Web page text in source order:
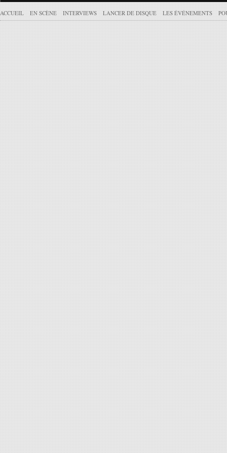
ACCUEIL EN SCÈNE INTERVIEWS LANCER DE DISQUE LES ÉVÉNEMENTS